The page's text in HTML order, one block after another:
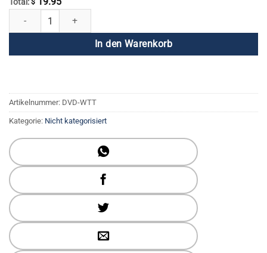
$
Gewinnen durch Vertrauen Menge
In den Warenkorb
Artikelnummer: DVD-WTT
Kategorie: Nicht kategorisiert